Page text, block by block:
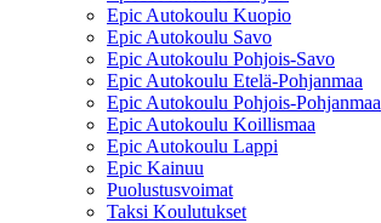
Epic Autokoulu Kuopio
Epic Autokoulu Savo
Epic Autokoulu Pohjois-Savo
Epic Autokoulu Etelä-Pohjanmaa
Epic Autokoulu Pohjois-Pohjanmaa
Epic Autokoulu Koillismaa
Epic Autokoulu Lappi
Epic Kainuu
Puolustusvoimat
Taksi Koulutukset